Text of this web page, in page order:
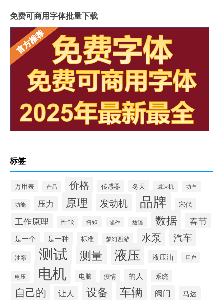
免费可商用字体批量下载
标签
万用表 产品 价格 传感器 冬天 减速机 功率
功能 压力 原理 发动机 品牌 宋代
工作原理 性能 扭矩 操作 故障 数据 春节
是一个 是一种 标准 梦幻西游 水泵 汽车
油泵 测试 测量 液压 液压油 用户
电压 电机 电脑 疫情 的人 系统
自己的 让人 设备 车辆 阀门 马达